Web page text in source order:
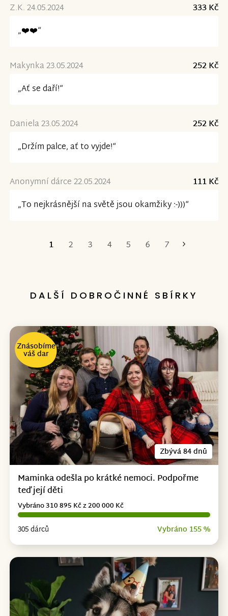
Z.K. 24.05.2024
333 Kč
„❤️❤️“
Makynka 23.05.2024
252 Kč
„Ať se daří!“
Daniela 23.05.2024
252 Kč
„Držím palce, ať to vyjde!“
Anonymní dárce 22.05.2024
111 Kč
„To nejkrásnější na světě jsou okamžiky :-)))“
1 2 3 4 5 6 7
DALŠÍ DOBROČINNÉ SBÍRKY
Zbývá 84 dnů
Znásobíme
váš dar
Maminka odešla po krátké nemoci. Podpořme
teď její děti
305 dárců Vybráno 155 %
Vybráno 310 895 Kč z 200 000 Kč